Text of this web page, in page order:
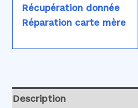
Récupération donnée
Réparation carte mère
Description